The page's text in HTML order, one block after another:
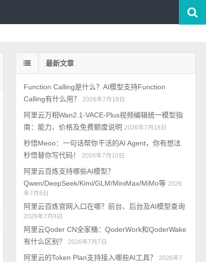
最新文章
Function Calling是什么？AI模型支持Function
Calling有什么用？
2026年7月18日
阿里云万相Wan2.1-VACE-Plus视频编辑统一模型指
南：能力、价格及免费额度说明 2026年7月18日
秒悟Meoo：一句话帮你干活的AI Agent，你有想法
秒悟替你写代码！
2026年7月10日
阿里云百炼支持哪些AI模型？
Qwen/DeepSeek/Kimi/GLM/MiniMax/MiMo等 2026
年7月8日
阿里云百炼官网入口在哪？前台、后台及AI模型查询
2026年7月8日
阿里云Qoder CN全家桶：QoderWork和QoderWake
有什么区别？
2026年7月7日
阿里云的Token Plan支持接入哪些AI工具？
2026年7